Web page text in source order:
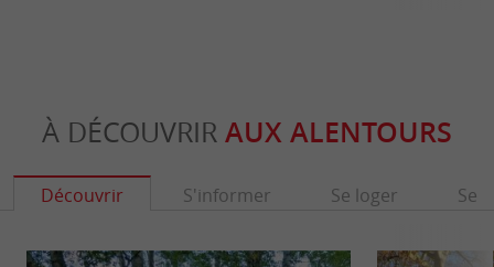
À DÉCOUVRIR AUX ALENTOURS
Découvrir S'informer Se loger Se